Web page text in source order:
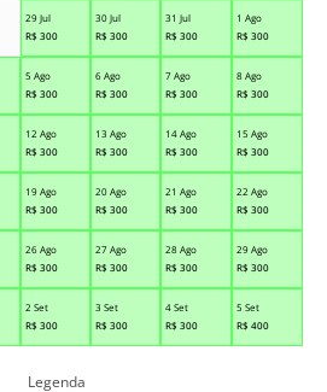
29 Jul
R$ 300
30 Jul
R$ 300
31 Jul
R$ 300
1 Ago
R$ 300
5 Ago
R$ 300
6 Ago
R$ 300
7 Ago
R$ 300
8 Ago
R$ 300
12 Ago
R$ 300
13 Ago
R$ 300
14 Ago
R$ 300
15 Ago
R$ 300
19 Ago
R$ 300
20 Ago
R$ 300
21 Ago
R$ 300
22 Ago
R$ 300
26 Ago
R$ 300
27 Ago
R$ 300
28 Ago
R$ 300
29 Ago
R$ 300
2 Set
R$ 300
3 Set
R$ 300
4 Set
R$ 300
5 Set
R$ 400
Legenda